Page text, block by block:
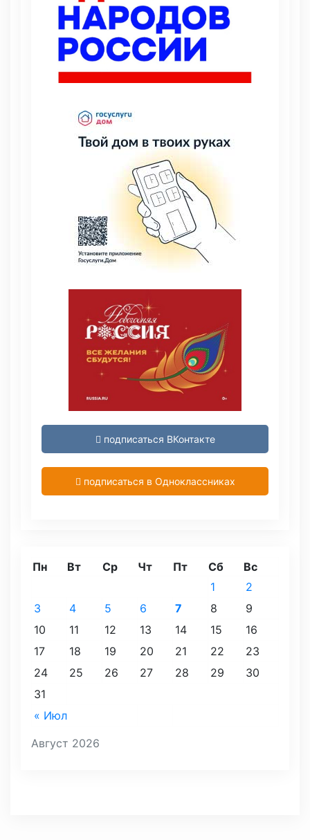
подписаться ВКонтакте
подписаться в Одноклассниках
Август 2026
Пн Вт Ср Чт Пт Сб Вс
« Июл
1
2
3
4 5 6 7 8
9
10
11 12 13 14 15
16
17
18 19 20 21 22
23
24
25 26 27 28 29
30
31